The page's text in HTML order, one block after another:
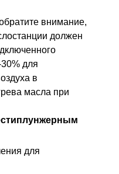
внимание,
должен
для
в
масла при
для